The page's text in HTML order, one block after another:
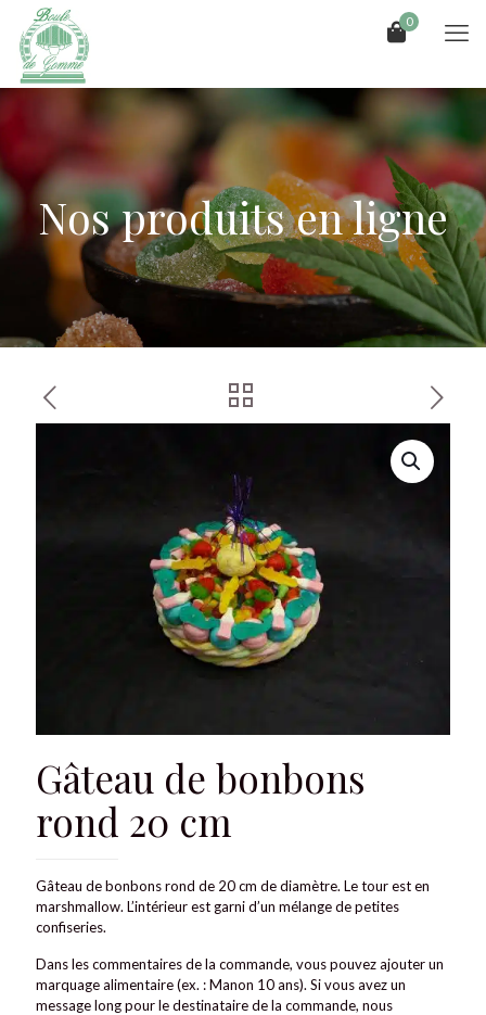
0
Nos produits en ligne
Gâteau de bonbons
rond 20 cm
Gâteau de bonbons rond de 20 cm de diamètre. Le tour est en
marshmallow. L’intérieur est garni d’un mélange de petites
confiseries.
Dans les commentaires de la commande, vous pouvez ajouter un
marquage alimentaire (ex. : Manon 10 ans). Si vous avez un
message long pour le destinataire de la commande, nous